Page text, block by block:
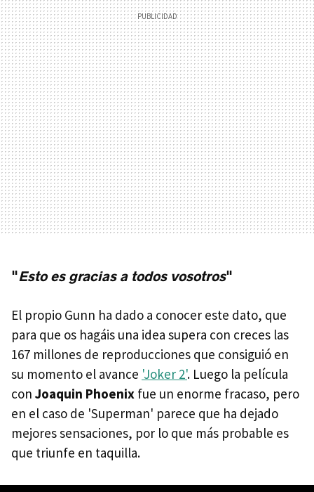
"Esto es gracias a todos vosotros"
El propio Gunn ha dado a conocer este dato, que
para que os hagáis una idea supera con creces las
167 millones de reproducciones que consiguió en
su momento el avance 'Joker 2'. Luego la película
con Joaquin Phoenix fue un enorme fracaso, pero
en el caso de 'Superman' parece que ha dejado
mejores sensaciones, por lo que más probable es
que triunfe en taquilla.